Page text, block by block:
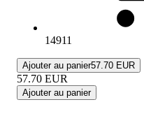
14911
Ajouter au panier57.70 EUR
57.70 EUR
Ajouter au panier